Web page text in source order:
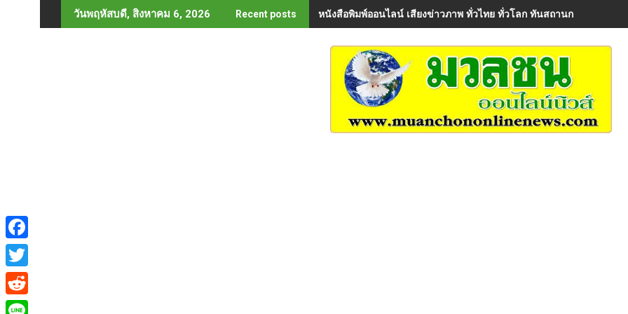
to
วันพฤหัสบดี, สิงหาคม 6, 2026 Recent posts ร.ต.ต.ดร.วิรัช โตอิ้มนายกเทศมนตรีตำบลท่าน้ำอ้อยม่วงหัก เป็นประธา
F
a
c
T
w
R